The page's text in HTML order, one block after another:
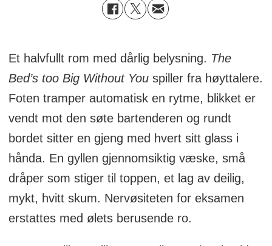
Et halvfullt rom med dårlig belysning. The
Bed’s too Big Without Youspiller fra høyttalere.
Foten tramper automatisk en rytme, blikket er
vendt mot den søte bartenderen og rundt
bordet sitter en gjeng med hvert sitt glass i
hånda. En gyllen gjennomsiktig væske, små
dråper som stiger til toppen, et lag av deilig,
mykt, hvitt skum. Nervøsiteten for eksamen
erstattes med ølets berusende ro.